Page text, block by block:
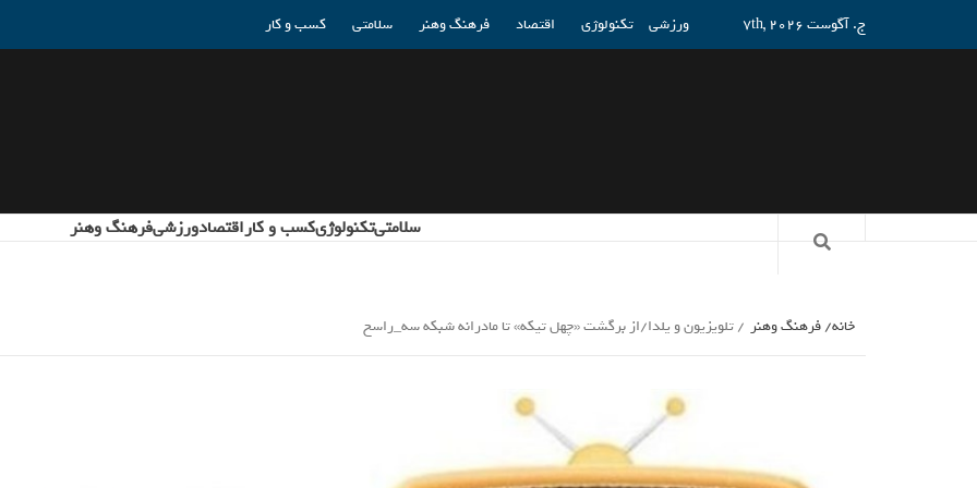
ج. آگوست 7th, 2026 ورزشی تکنولوژی اقتصاد فرهنگ وهنر سلامتی کسب و کار
سلامتیتکنولوژیکسب و کاراقتصادورزشیفرهنگ وهنر
خانه فرهنگ وهنر تلویزیون و یلدا/از برگشت «چهل تیکه» تا مادرانه شبکه سه_راسخ